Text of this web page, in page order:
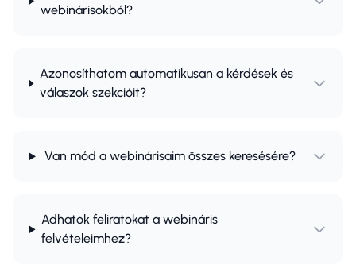
webinárisokból?
Azonosíthatom automatikusan a kérdések és
válaszok szekcióit?
Van mód a webinárisaim összes keresésére?
Adhatok feliratokat a webináris
felvételeimhez?